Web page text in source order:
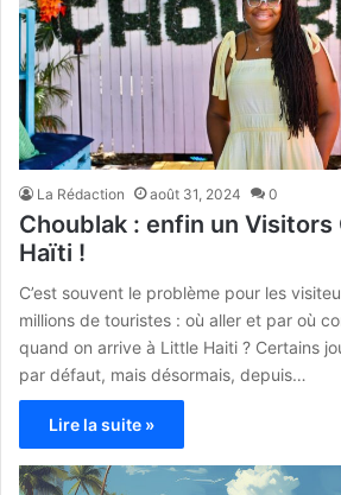
La Rédaction août 31, 2024 0
Choublak : enfin un
Haïti !
C’est souvent le problème pour les
millions de touristes : où aller et par où
quand on arrive à Little Haiti ? Certains
par défaut, mais désormais, depuis…
Lire la suite »